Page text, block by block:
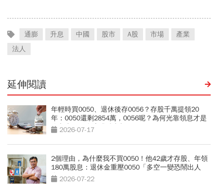
通膨 升息 中國 股市 A股 市場
產業
法人
延伸閱讀
年輕時買0050、退休後存0056？存股千萬提領20
年：0050還剩2854萬，0056呢？為何光靠領息才是
吃老本…現金流殘酷真相
2026-07-17
2個理由，為什麼我不買0050！他42歲才存股、年領
180萬股息：退休金重壓0050「多空一變恐鬧出人
命」2026-07-22